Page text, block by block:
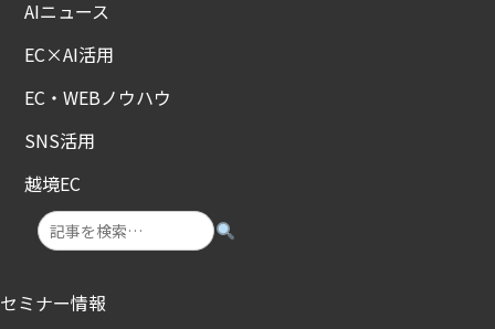
AIニュース
EC×AI活用
EC・WEBノウハウ
SNS活用
越境EC
セミナー情報